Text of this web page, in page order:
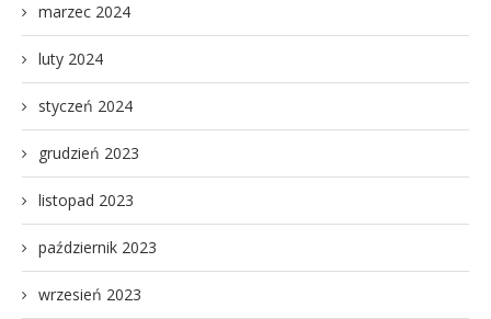
marzec 2024
luty 2024
styczeń 2024
grudzień 2023
listopad 2023
październik 2023
wrzesień 2023